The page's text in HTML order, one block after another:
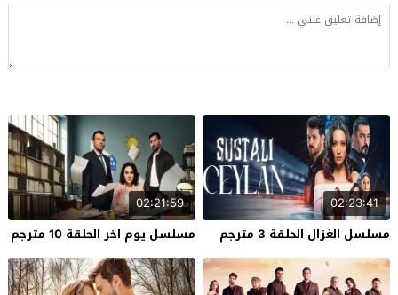
02:23:41
مسلسل الغزال الحلقة 3 مترجم
02:21:59
مسلسل يوم اخر الحلقة 10 مترجم